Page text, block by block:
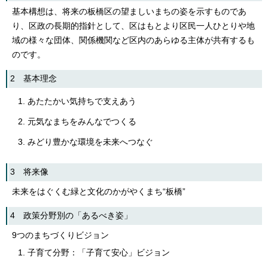
基本構想は、将来の板橋区の望ましいまちの姿を示すものであ
り、区政の長期的指針として、区はもとより区民一人ひとりや地
域の様々な団体、関係機関など区内のあらゆる主体が共有するも
のです。
2 基本理念
あたたかい気持ちで支えあう
元気なまちをみんなでつくる
みどり豊かな環境を未来へつなぐ
3 将来像
未来をはぐくむ緑と文化のかがやくまち“板橋”
4 政策分野別の「あるべき姿」
9つのまちづくりビジョン
子育て分野：「子育て安心」ビジョン